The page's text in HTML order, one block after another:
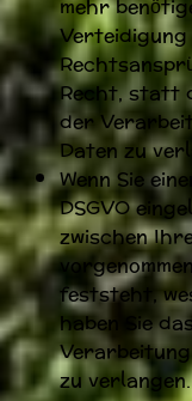
Recht, statt
der
Daten zu
Wenn Sie
DSGVO
zwischen
feststeht,
haben Sie
zu verlangen.